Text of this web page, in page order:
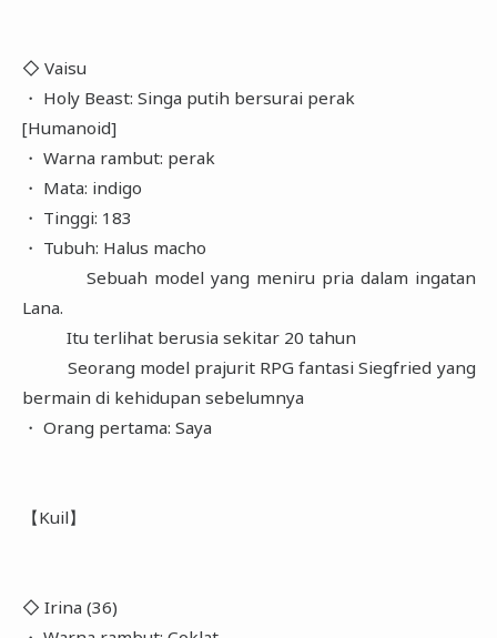
◇ Vaisu
・ Holy Beast: Singa putih bersurai perak
[Humanoid]
・ Warna rambut: perak
・ Mata: indigo
・ Tinggi: 183
・ Tubuh: Halus macho
Sebuah model yang meniru pria dalam ingatan
Lana.
Itu terlihat berusia sekitar 20 tahun
Seorang model prajurit RPG fantasi Siegfried yang
bermain di kehidupan sebelumnya
・ Orang pertama: Saya
【Kuil】
◇ Irina (36)